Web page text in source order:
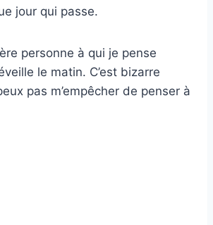
jour qui passe.
personne à qui je pense
le matin. C’est bizarre
pas m’empêcher de penser à